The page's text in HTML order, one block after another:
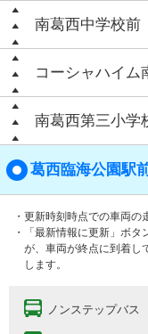
南葛西中学校前
コーシャハイム
南葛西第三小学
葛西臨海公園駅
・更新時刻時点での車両の
・「最新情報に更新」ボ
が、車両が終点に到着し
します。
ノンステップバス